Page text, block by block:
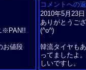
お値段
コメントへの
2010年5月23
ありがとうご
(^o^)
韓流タイヤも
ってましたよ
しいですし。